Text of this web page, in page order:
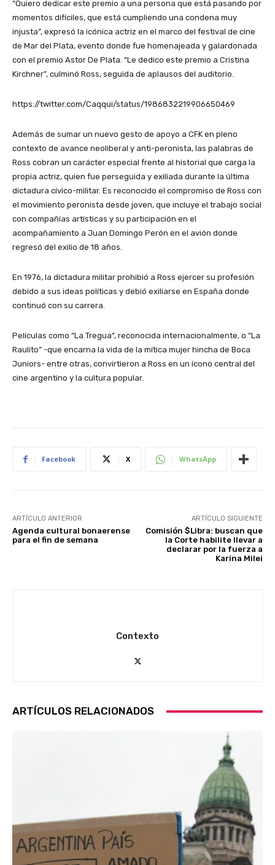
“Quiero dedicar este premio a una persona que está pasando por
momentos difíciles, que está cumpliendo una condena muy
injusta”, expresó la icónica actriz en el marco del festival de cine
de Mar del Plata, evento donde fue homenajeada y galardonada
con el premio Astor De Plata. “Le dedico este premio a Cristina
Kirchner”, culminó Ross, seguida de aplausos del auditorio.
https://twitter.com/Caqqui/status/1986832219906650469
Además de sumar un nuevo gesto de apoyo a CFK en pleno
contexto de avance neoliberal y anti-peronista, las palabras de
Ross cobran un carácter especial frente al historial que carga la
propia actriz, quien fue perseguida y exiliada durante la última
dictadura cívico-militar. Es reconocido el compromiso de Ross con
el movimiento peronista desde joven, que incluye el trabajo social
con compañías artísticas y su participación en el
acompañamiento a Juan Domingo Perón en el avión donde
regresó del exilio de 18 años.
En 1976, la dictadura militar prohibió a Ross ejercer su profesión
debido a sus ideas políticas y debió exiliarse en España donde
continuó con su carrera.
Películas como “La Tregua”, reconocida internacionalmente, o “La
Raulito” -que encarna la vida de la mítica mujer hincha de Boca
Juniors- entre otras, convirtieron a Ross en un ícono central del
cine argentino y la cultura popular.
Facebook X WhatsApp
ARTÍCULO ANTERIOR
Agenda cultural bonaerense
para el fin de semana
ARTÍCULO SIGUIENTE
Comisión $Libra: buscan que
la Corte habilite llevar a
declarar por la fuerza a
Karina Milei
Contexto
ARTÍCULOS RELACIONADOS